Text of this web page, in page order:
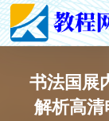
书法国展
解析高